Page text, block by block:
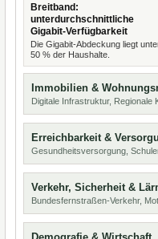
Breitband:
unterdurchschnittliche
Gigabit-Verfügbarkeit
Die Gigabit-Abdeckung liegt
50 % der Haushalte.
Immobilien &
Digitale Infrastruktur, Regionale
Erreichbarkeit &
Gesundheitsversorgung,
Verkehr, Sicherheit &
Bundesfernstraßen-Verkehr,